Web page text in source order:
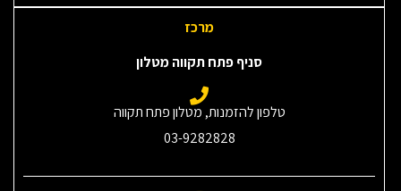
מרכז
סניף פתח תקווה מטלון
טלפון להזמנות, מטלון פתח תקווה
03-9282828